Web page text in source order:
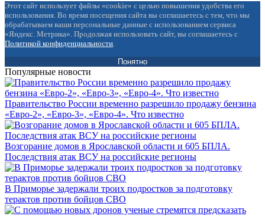
Этот сайт использует файлы «cookie» с целью повышения удобства его
использования. Во время посещения сайта вы соглашаетесь с тем, что мы
обрабатываем ваши персональные данные с использованием сервиса
«Яндекс. Метрика». Продолжая использовать сайт, вы соглашаетесь с
Политикой конфиденциальности
Понятно
Популярные новости
Правительство России временно разрешило продажу бензина
«Евро-2», «Евро-3», «Евро-4». Что известно
Возгорание домов в Ярославской области и 605 БПЛА.
Последствия атак ВСУ на российские регионы
В Приморье задержали троих подростков за подготовку
терактов против бойцов СВО